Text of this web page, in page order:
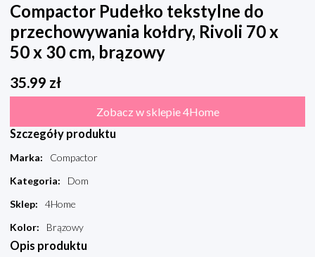
Compactor Pudełko tekstylne do
przechowywania kołdry, Rivoli 70 x
50 x 30 cm, brązowy
35.99 zł
Zobacz w sklepie 4Home
Szczegóły produktu
Marka:
Compactor
Kategoria:
Dom
Sklep:
4Home
Kolor: Brązowy
Opis produktu